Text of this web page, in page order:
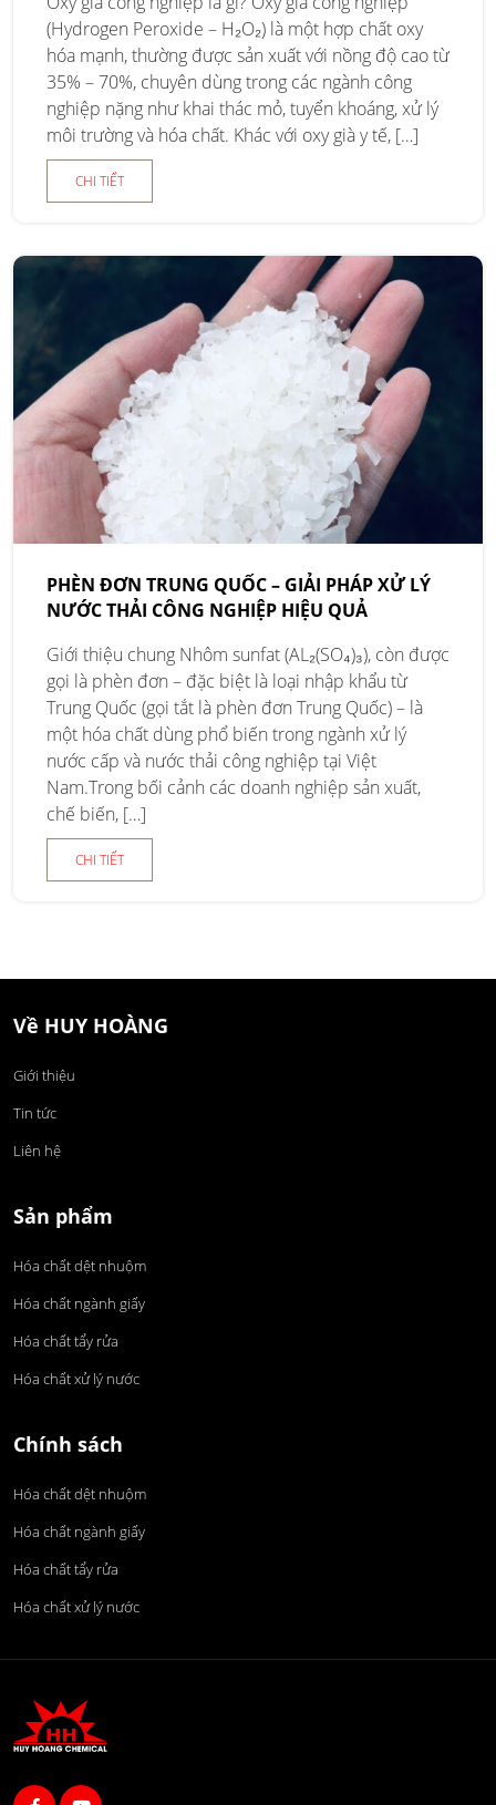
(Hydrogen Peroxide – H₂O₂) là một hợp chất oxy
hóa mạnh, thường được sản xuất với nồng độ cao từ
35% – 70%, chuyên dùng trong các ngành công
nghiệp nặng như khai thác mỏ, tuyển khoáng, xử lý
môi trường và hóa chất. Khác với oxy già y tế, […]
CHI TIẾT
PHÈN ĐƠN TRUNG QUỐC – GIẢI PHÁP XỬ LÝ
NƯỚC THẢI CÔNG NGHIỆP HIỆU QUẢ
Giới thiệu chung Nhôm sunfat (AL₂(SO₄)₃), còn được
gọi là phèn đơn – đặc biệt là loại nhập khẩu từ
Trung Quốc (gọi tắt là phèn đơn Trung Quốc) – là
một hóa chất dùng phổ biến trong ngành xử lý
nước cấp và nước thải công nghiệp tại Việt
Nam.Trong bối cảnh các doanh nghiệp sản xuất,
chế biến, […]
CHI TIẾT
Về HUY HOÀNG
Giới thiệu
Tin tức
Liên hệ
Sản phẩm
Hóa chất dệt nhuộm
Hóa chất ngành giấy
Hóa chất tẩy rửa
Hóa chất xử lý nước
Chính sách
Hóa chất dệt nhuộm
Hóa chất ngành giấy
Hóa chất tẩy rửa
Hóa chất xử lý nước